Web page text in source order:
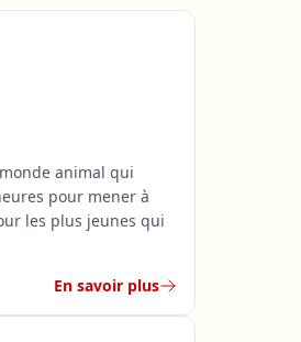
animal qui
pour mener à
les plus jeunes qui
En savoir plus